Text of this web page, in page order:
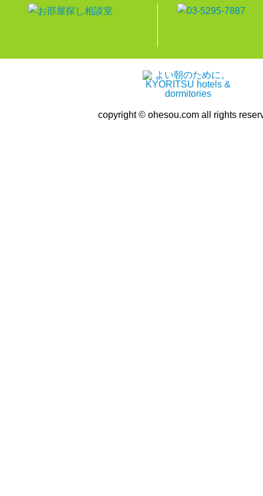
copyright © ohesou.com all rights